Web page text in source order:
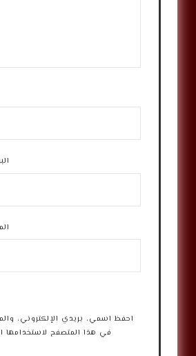
احفظ اسمي، بريدي الإلكتروني،
في هذا المتصفح لاستخدامها